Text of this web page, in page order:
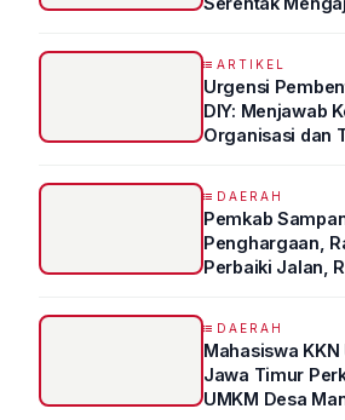
ARTIKEL
Urgensi
DIY: Menjawab
Organisasi dan
DAERAH
Pemkab
Penghargaan,
Perbaiki Jalan,
DAERAH
Mahasiswa KKN
Jawa Timur
UMKM Desa